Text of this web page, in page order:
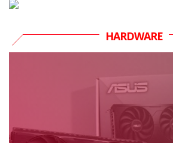
HARDWARE